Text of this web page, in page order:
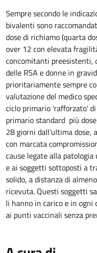
Sempre secondo le
bivalenti sono
dose di richiamo (quarta
over 12 con elevata
concomitanti preesistenti,
delle RSA e donne in
prioritariamente sempre
valutazione del medico
ciclo primario 'rafforzato'
primario standard più
28 giorni dall’ultima dose,
con marcata
cause legate alla
e ai soggetti sottoposti a
solido, a distanza di
ricevuta. Questi soggetti
li hanno in carico e in
ai punti vaccinali senza